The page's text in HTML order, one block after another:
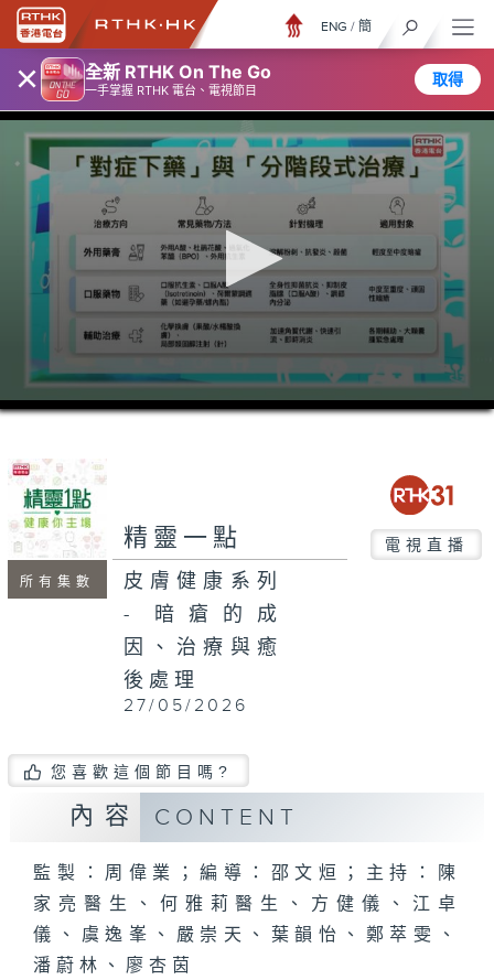
× 全新 RTHK On The Go
一手掌握 RTHK 電台、電視節目
取得
ENG / 簡
0
seconds
minutes,
seconds
所有集數
精靈一點 電視直播
皮膚健康系列
- 暗瘡的成
因、治療與癒
後處理
27/05/2026
您喜歡這個節目嗎?
內容 CONTENT
監製：周偉業；編導：邵文烜；主持：陳
家亮醫生、何雅莉醫生、方健儀、江卓
儀、虞逸峯、嚴崇天、葉韻怡、鄭萃雯、
潘蔚林、廖杏茵